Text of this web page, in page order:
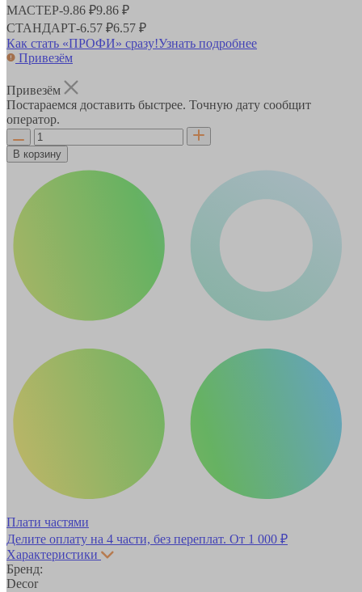
МАСТЕР-9.86 ₽9.86 ₽
СТАНДАРТ-6.57 ₽6.57 ₽
Как стать «ПРОФИ» сразу!Узнать подробнее
Привезём
Привезём
Постараемся доставить быстрее. Точную дату сообщит
оператор.
В корзину
Плати частями
Делите оплату на 4 части, без переплат. От 1 000 ₽
Характеристики
Бренд:
Decor